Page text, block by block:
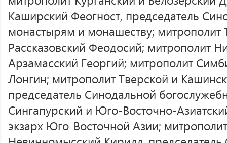
Каширский Феогност, председатель
монастырям и монашеству; митрополит
Рассказовский Феодосий; митрополит
Арзамасский Георгий; митрополит
Лонгин; митрополит Тверской и
председатель Синодальной
Сингапурский и Юго-Восточно-
экзарх Юго-Восточной Азии;